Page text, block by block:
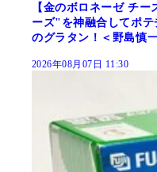
【金のボロネーゼ チ
ーズ"を神融合してポ
のグラタン！＜野島慎
2026年08月07日 11:30